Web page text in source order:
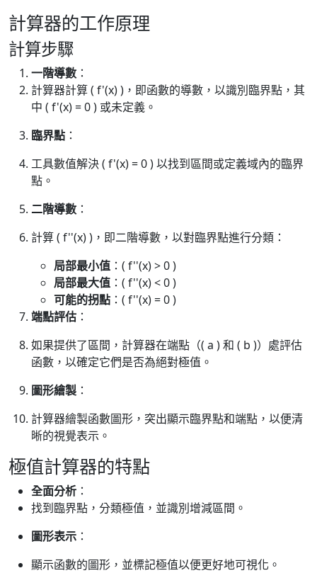
計算器的工作原理
計算步驟
一階導數 ：
計算器計算 ( f'(x) )，即函數的導數，以識別臨界點，其
中 ( f'(x) = 0 ) 或未定義。
臨界點 ：
工具數值解決 ( f'(x) = 0 ) 以找到區間或定義域內的臨界
點。
二階導數 ：
計算 ( f''(x) )，即二階導數，以對臨界點進行分類：
局部最小值 ：( f''(x) > 0 )
局部最大值 ：( f''(x) < 0 )
可能的拐點 ：( f''(x) = 0 )
端點評估 ：
如果提供了區間，計算器在端點（( a ) 和 ( b )）處評估
函數，以確定它們是否為絕對極值。
圖形繪製 ：
計算器繪製函數圖形，突出顯示臨界點和端點，以便清
晰的視覺表示。
極值計算器的特點
全面分析 ：
找到臨界點，分類極值，並識別增減區間。
圖形表示 ：
顯示函數的圖形，並標記極值以便更好地可視化。